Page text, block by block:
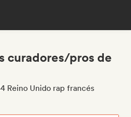
curadores/pros de
Reino Unido rap francés